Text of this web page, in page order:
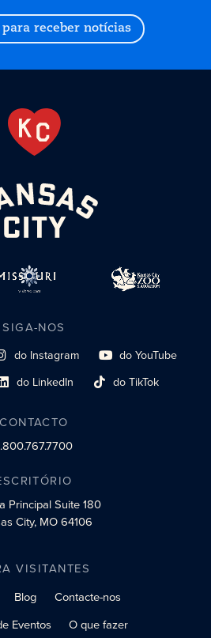
para receber notícias
SIGA-NOS
do perfil social
do Instagram Link do perfil social
do YouTube
do perfil social
do LinkedIn Link do perfil social
do TikTok
CONTACTO
PrincipalSuite 180
City, MO 64106
VISITANTES
Blog
Contacte-nos
Eventos
O que fazer